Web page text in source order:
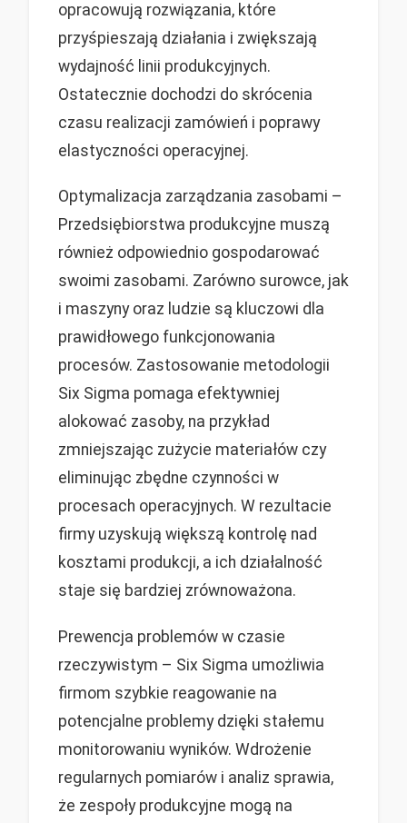
opracowują rozwiązania, które
przyśpieszają działania i zwiększają
wydajność linii produkcyjnych.
Ostatecznie dochodzi do skrócenia
czasu realizacji zamówień i poprawy
elastyczności operacyjnej.
Optymalizacja zarządzania zasobami –
Przedsiębiorstwa produkcyjne muszą
również odpowiednio gospodarować
swoimi zasobami. Zarówno surowce, jak
i maszyny oraz ludzie są kluczowi dla
prawidłowego funkcjonowania
procesów. Zastosowanie metodologii
Six Sigma pomaga efektywniej
alokować zasoby, na przykład
zmniejszając zużycie materiałów czy
eliminując zbędne czynności w
procesach operacyjnych. W rezultacie
firmy uzyskują większą kontrolę nad
kosztami produkcji, a ich działalność
staje się bardziej zrównoważona.
Prewencja problemów w czasie
rzeczywistym – Six Sigma umożliwia
firmom szybkie reagowanie na
potencjalne problemy dzięki stałemu
monitorowaniu wyników. Wdrożenie
regularnych pomiarów i analiz sprawia,
że zespoły produkcyjne mogą na